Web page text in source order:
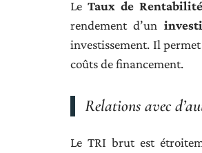
LeTaux de
rendement d’un
investissement. Il
coûts de financement.
Relations avec
Le TRI brut est